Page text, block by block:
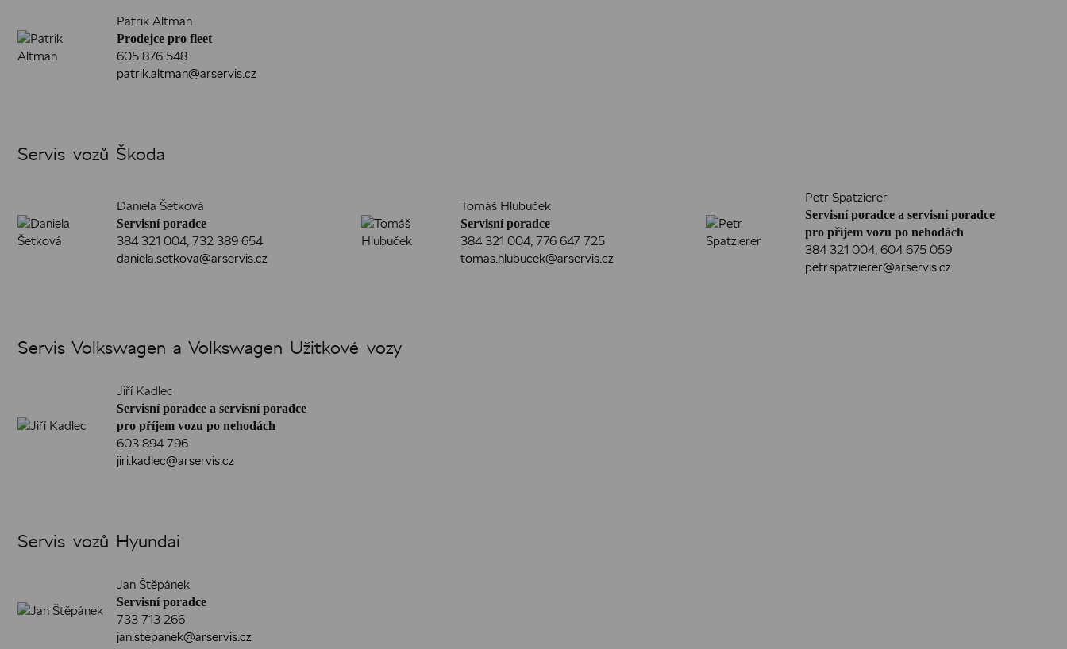
Patrik Altman
Prodejce pro fleet
605 876 548
patrik.altman@arservis.cz
Servis vozů Škoda
Daniela Šetková
Servisní poradce
384 321 004, 732 389 654
daniela.setkova@arservis.cz
Tomáš Hlubuček
Servisní poradce
384 321 004,776 647 725
tomas.hlubucek@arservis.cz
Petr Spatzierer
Servisní poradce a servisní poradce
pro příjem vozu po nehodách
384 321 004, 604 675 059
petr.spatzierer@arservis.cz
Servis Volkswagen a Volkswagen Užitkové vozy
Jiří Kadlec
Servisní poradce a servisní poradce
pro příjem vozu po nehodách
603 894 796
jiri.kadlec@arservis.cz
Servis vozů Hyundai
Jan Štěpánek
Servisní poradce
733 713 266
jan.stepanek@arservis.cz